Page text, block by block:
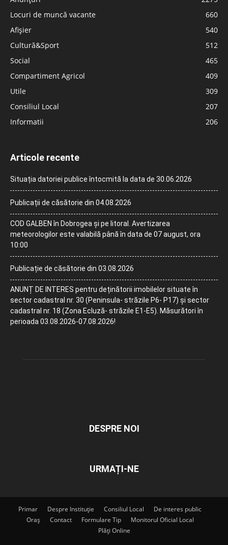
Locuri de muncă vacante
660
Afișier
540
Cultură&Sport
512
Social
465
Compartiment Agricol
409
Utile
309
Consiliul Local
207
Informatii
206
Articole recente
Situația datoriei publice întocmită la data de 30.06.2026
Publicații de căsătorie din 04.08.2026
COD GALBEN în Dobrogea și pe litoral. Avertizarea
meteorologilor este valabilă până în data de 07 august, ora
10:00
Publicație de căsătorie din 03.08.2026
ANUNȚ DE INTERES pentru deținătorii imobilelor situate în
sector cadastral nr. 30 (Peninsula- străzile P6- P17) și sector
cadastral nr. 18 (Zona Ecluză- străzile E1-E5). Măsurători în
perioada 03.08.2026-07.08.2026!
DESPRE NOI
URMAȚI-NE
Primar Despre Instituție Consiliul Local
De interes public
Oraș
Contact Formulare Tip
Monitorul Oficial Local
Plăți Online